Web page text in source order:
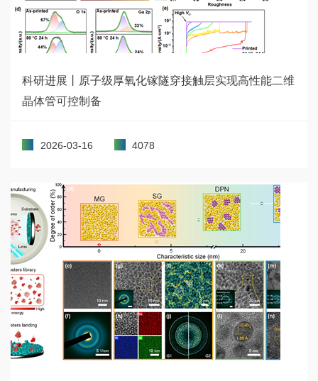
科研进展丨原子级厚氧化镓隧穿接触层实现高性能二维
晶体管可控制备
2026-03-16 4078